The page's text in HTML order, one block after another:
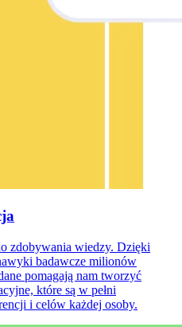
zdobywania wiedzy. Dzięki
badawcze milionów
pomagają nam tworzyć
które są w pełni
i celów każdej osoby.